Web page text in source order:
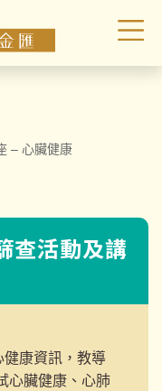
– 心臟健康
查活動及講
康資訊，教導
心臟健康、心肺